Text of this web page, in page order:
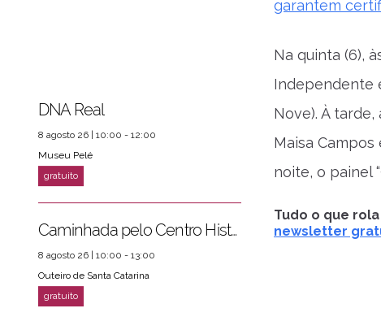
garantem
Na quinta (6),
Independente
Nove). À
Maisa
noite, o painel
Tudo o que
newsletter
PRÓXIMOS EVENTOS
DNA Real
8 agosto 26 | 10:00 - 12:00
Museu Pelé
Caminhada pelo Centro Histórico
8 agosto 26 | 10:00 - 13:00
Outeiro de Santa Catarina